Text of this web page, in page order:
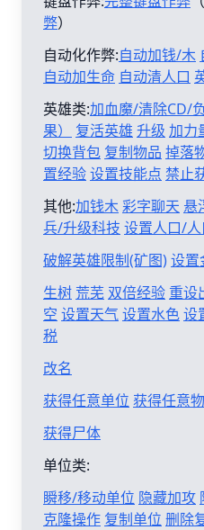
弊）
自动化作弊:自动加钱/木
自动加生命 自动清人口
英雄类:加血魔/清除CD/
果）
复活英雄 升级 加力
切换背包 复制物品 掉落
置经验设置技能点 禁止
其他:加钱木彩字聊天 悬
兵/升级科技 设置人口/
破解英雄限制(矿图)设置
生树 荒芜 双倍经验 重设
空 设置天气设置水色设
税
改名
获得任意单位 获得任意
获得尸体
单位类:
瞬移/移动单位 隐藏加攻
克隆操作 复制单位 删除